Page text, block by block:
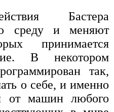
Бастера
среду и меняют
принимается
В некотором
так,
о себе, и именно
от машин любого